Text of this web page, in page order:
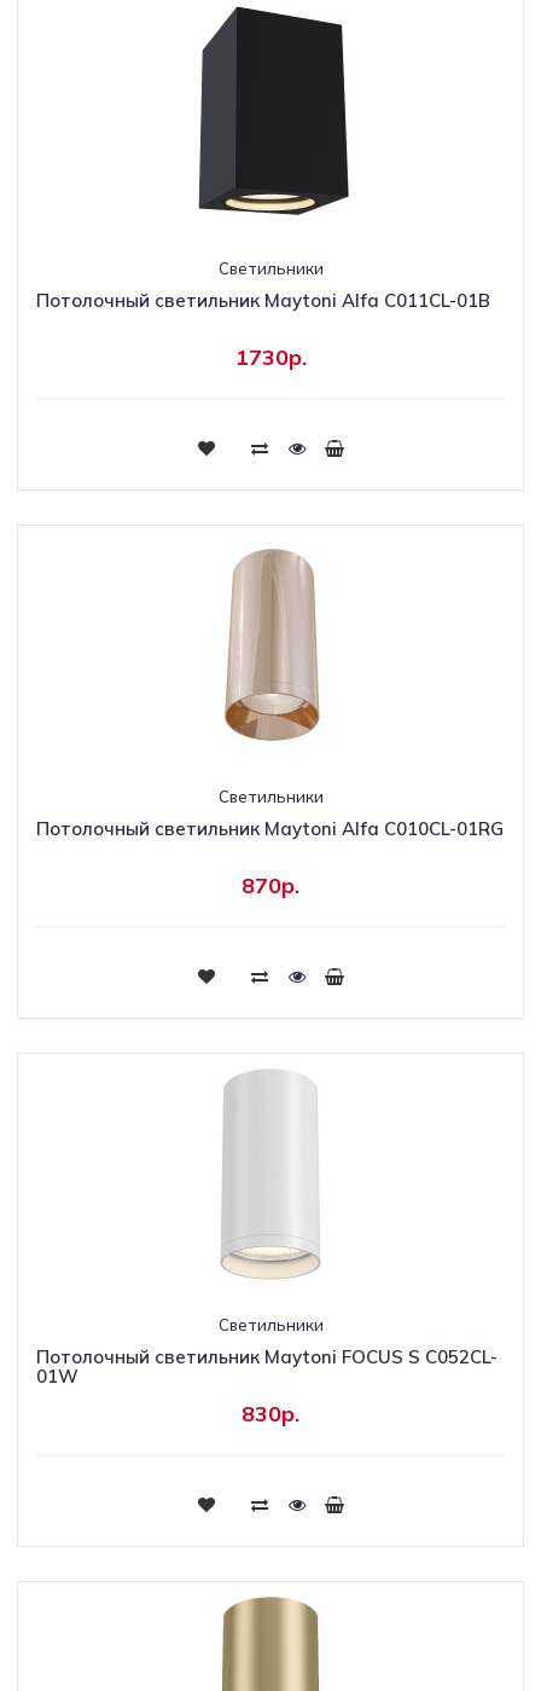
Светильники
Потолочный светильник Maytoni Alfa C011CL-01B
1730р.
Светильники
Потолочный светильник Maytoni Alfa C010CL-01RG
870р.
Светильники
Потолочный светильник Maytoni FOCUS S C052CL-
01W
830р.